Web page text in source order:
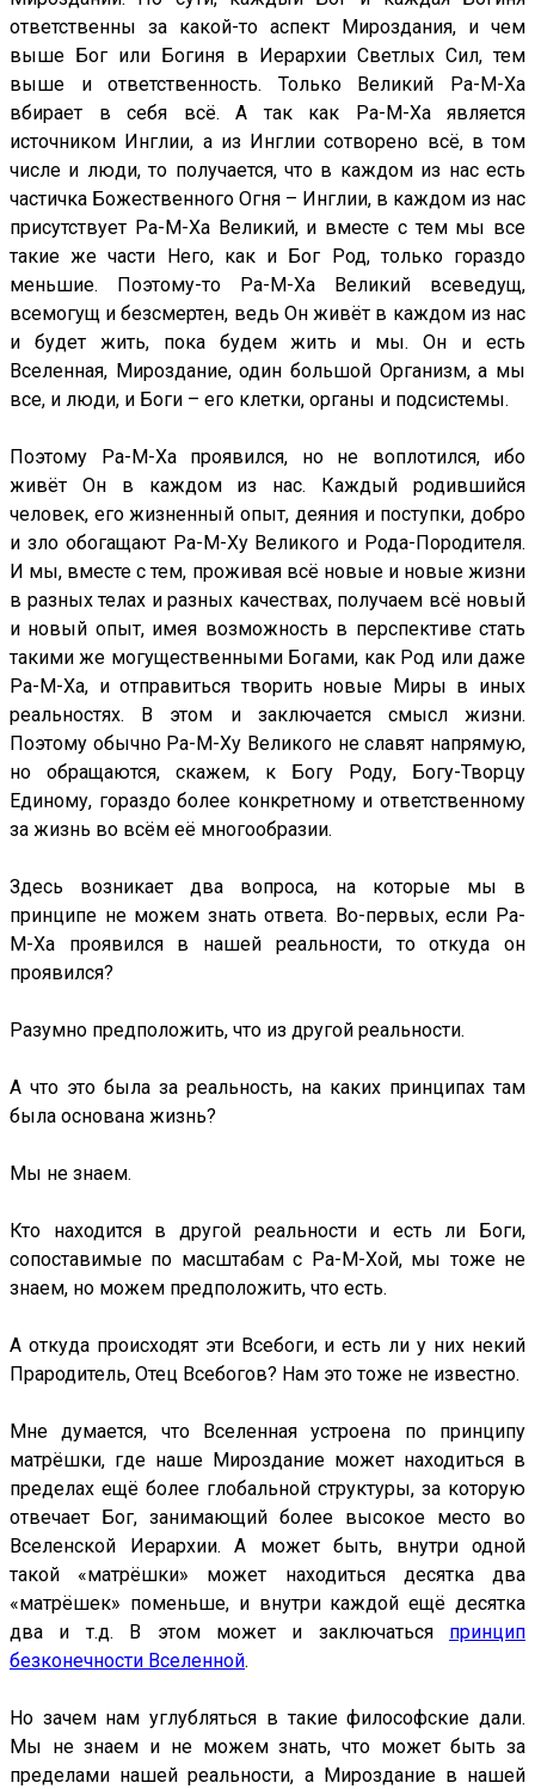
ответственны за какой-то аспект Мироздания, и чем
выше Бог или Богиня в Иерархии Светлых Сил, тем
выше и ответственность. Только Великий Ра-М-Ха
вбирает в себя всё. А так как Ра-М-Ха является
источником Инглии, а из Инглии сотворено всё, в том
числе и люди, то получается, что в каждом из нас есть
частичка Божественного Огня – Инглии, в каждом из нас
присутствует Ра-М-Ха Великий, и вместе с тем мы все
такие же части Него, как и Бог Род, только гораздо
меньшие. Поэтому-то Ра-М-Ха Великий всеведущ,
всемогущ и безсмертен, ведь Он живёт в каждом из нас
и будет жить, пока будем жить и мы. Он и есть
Вселенная, Мироздание, один большой Организм, а мы
все, и люди, и Боги – его клетки, органы и подсистемы.
Поэтому Ра-М-Ха проявился, но не воплотился, ибо
живёт Он в каждом из нас. Каждый родившийся
человек, его жизненный опыт, деяния и поступки, добро
и зло обогащают Ра-М-Ху Великого и Рода-Породителя.
И мы, вместе с тем, проживая всё новые и новые жизни
в разных телах и разных качествах, получаем всё новый
и новый опыт, имея возможность в перспективе стать
такими же могущественными Богами, как Род или даже
Ра-М-Ха, и отправиться творить новые Миры в иных
реальностях. В этом и заключается смысл жизни.
Поэтому обычно Ра-М-Ху Великого не славят напрямую,
но обращаются, скажем, к Богу Роду, Богу-Творцу
Единому, гораздо более конкретному и ответственному
за жизнь во всём её многообразии.
Здесь возникает два вопроса, на которые мы в
принципе не можем знать ответа. Во-первых, если Ра-
М-Ха проявился в нашей реальности, то откуда он
проявился?
Разумно предположить, что из другой реальности.
А что это была за реальность, на каких принципах там
была основана жизнь?
Мы не знаем.
Кто находится в другой реальности и есть ли Боги,
сопоставимые по масштабам с Ра-М-Хой, мы тоже не
знаем, но можем предположить, что есть.
А откуда происходят эти Всебоги, и есть ли у них некий
Прародитель, Отец Всебогов? Нам это тоже не известно.
Мне думается, что Вселенная устроена по принципу
матрёшки, где наше Мироздание может находиться в
пределах ещё более глобальной структуры, за которую
отвечает Бог, занимающий более высокое место во
Вселенской Иерархии. А может быть, внутри одной
такой «матрёшки» может находиться десятка два
«матрёшек» поменьше, и внутри каждой ещё десятка
два и т.д. В этом может и заключаться принцип
безконечности Вселенной.
Но зачем нам углубляться в такие философские дали.
Мы не знаем и не можем знать, что может быть за
пределами нашей реальности, а Мироздание в нашей